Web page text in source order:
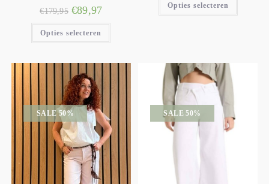
€179,95 €89,97
Opties selecteren
Opties selecteren
SALE 50% SALE 50%